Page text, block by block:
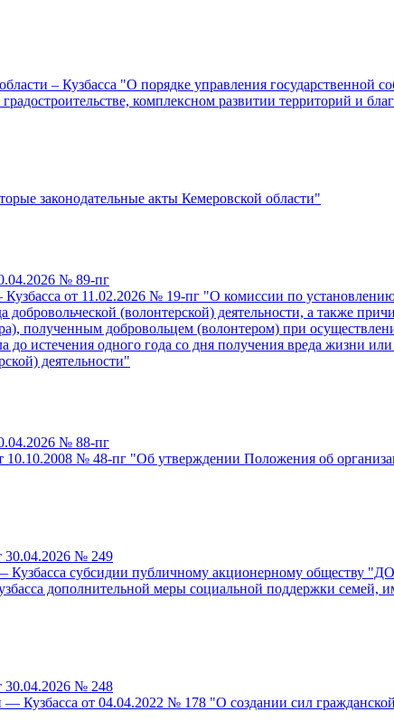
– Кузбасса "О порядке управления государственной
комплексном развитии территорий и
законодательные акты Кемеровской области"
№ 89-пг
от 11.02.2026 № 19-пг "О комиссии по
(волонтерской) деятельности, а также
полученным добровольцем (волонтером) при
до истечения одного года со дня получения вреда жизни
деятельности"
№ 88-пг
10.10.2008 № 48-пг "Об утверждении Положения об
30.04.2026 № 249
субсидии публичному акционерному обществу
дополнительной меры социальной поддержки семей,
30.04.2026 № 248
Кузбасса от 04.04.2022 № 178 "О создании сил